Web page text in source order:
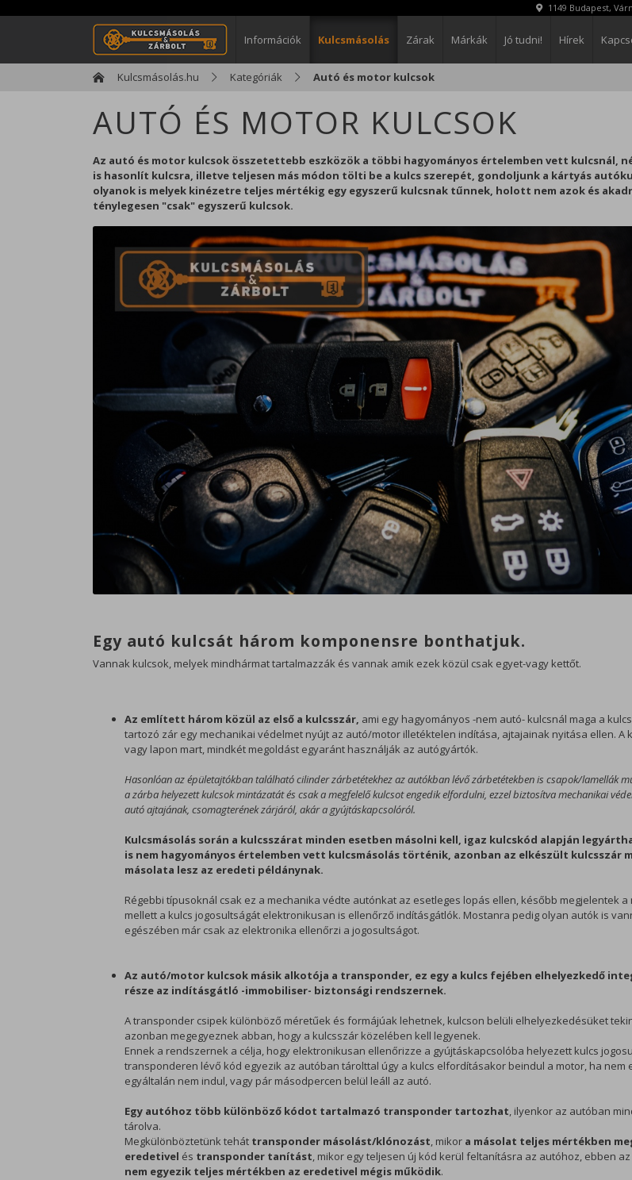
1149 Budapest,
Információk Kulcsmásolás Zárak Márkák Jó tudni! Hírek
Kulcsmásolás.hu Kategóriák Autó és motor kulcsok
Bezárás
AUTÓ ÉS MOTOR KULCSOK
Az autó és motor kulcsok összetettebb eszközök a többi hagyományos értelemben vett kulcsnál,
is hasonlít kulcsra, illetve teljesen más módon tölti be a kulcs szerepét, gondoljunk a kártyás
olyanok is melyek kinézetre teljes mértékig egy egyszerű kulcsnak tűnnek, holott nem azok és
ténylegesen "csak" egyszerű kulcsok.
Egy autó kulcsát három komponensre bonthatjuk.
Vannak kulcsok, melyek mindhármat tartalmazzák és vannak amik ezek közül csak egyet-vagy kettőt.
Az említett három közül az első a kulcsszár, ami egy hagyományos -nem autó- kulcsnál maga a
tartozó zár egy mechanikai védelmet nyújt az autó/motor illetéktelen indítása, ajtajainak nyitása ellen. A
vagy lapon mart, mindkét megoldást egyaránt használják az autógyártók.
Hasonlóan az épületajtókban található cilinder zárbetétekhez az autókban lévő zárbetétekben is csapok/lamellák
a zárba helyezett kulcsok mintázatát és csak a megfelelő kulcsot engedik elfordulni, ezzel biztosítva mechanikai
autó ajtajának, csomagterének zárjáról, akár a gyújtáskapcsolóról.
Kulcsmásolás során a kulcsszárat minden esetben másolni kell, igaz kulcskód alapján
is nem hagyományos értelemben vett kulcsmásolás történik, azonban az elkészült kulcsszár
másolata lesz az eredeti példánynak.
Régebbi típusoknál csak ez a mechanika védte autónkat az esetleges lopás ellen, később megjelentek
mellett a kulcs jogosultságát elektronikusan is ellenőrző indításgátlók. Mostanra pedig olyan autók is
egészében már csak az elektronika ellenőrzi a jogosultságot.
Az autó/motor kulcsok másik alkotója a transponder, ez egy a kulcs fejében elhelyezkedő
része az indításgátló -immobiliser- biztonsági rendszernek.
A transponder csipek különböző méretűek és formájúak lehetnek, kulcson belüli elhelyezkedésüket
azonban megegyeznek abban, hogy a kulcsszár közelében kell legyenek.
Ennek a rendszernek a célja, hogy elektronikusan ellenőrizze a gyújtáskapcsolóba helyezett kulcs
transponderen lévő kód egyezik az autóban tárolttal úgy a kulcs elfordításakor beindul a motor, ha nem
egyáltalán nem indul, vagy pár másodpercen belül leáll az autó.
Egy autóhoz több különböző kódot tartalmazó transponder tartozhat, ilyenkor az autóban
tárolva.
Megkülönböztetünk tehát transponder másolást/klónozást, mikor a másolat teljes mértékben
eredetivel és transponder tanítást, mikor egy teljesen új kód kerül feltanításra az autóhoz, ebben
nem egyezik teljes mértékben az eredetivel mégis működik.